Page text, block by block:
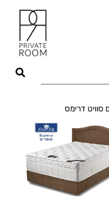
סוויט דרימס